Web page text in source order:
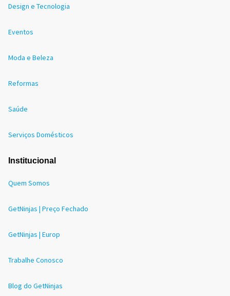
Design e Tecnologia
Eventos
Moda e Beleza
Reformas
Saúde
Serviços Domésticos
Institucional
Quem Somos
GetNinjas | Preço Fechado
GetNinjas | Europ
Trabalhe Conosco
Blog do GetNinjas